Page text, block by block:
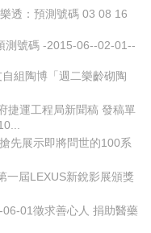
透：預測號碼 03 08 16
測號碼 -2015-06--02-01--
組陶博「週二樂齡砌陶
捷運工程局新聞稿 發稿單
先展示即將問世的100系
屆LEXUS新銳影展頒獎
01徵求善心人 捐助醫藥